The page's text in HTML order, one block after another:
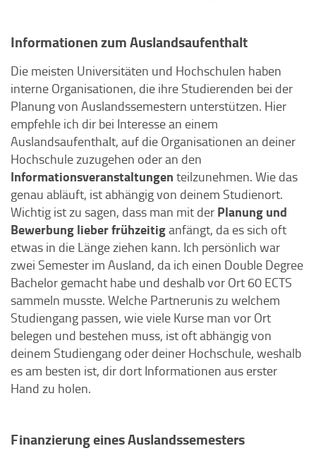
Informationen zum Auslandsaufenthalt
Die meisten Universitäten und Hochschulen haben
interne Organisationen, die ihre Studierenden bei der
Planung von Auslandssemestern unterstützen. Hier
empfehle ich dir bei Interesse an einem
Auslandsaufenthalt, auf die Organisationen an deiner
Hochschule zuzugehen oder an den
Informationsveranstaltungen teilzunehmen. Wie das
genau abläuft, ist abhängig von deinem Studienort.
Wichtig ist zu sagen, dass man mit der Planung und
Bewerbung lieber frühzeitiganfängt, da es sich oft
etwas in die Länge ziehen kann. Ich persönlich war
zwei Semester im Ausland, da ich einen Double Degree
Bachelor gemacht habe und deshalb vor Ort 60 ECTS
sammeln musste. Welche Partnerunis zu welchem
Studiengang passen, wie viele Kurse man vor Ort
belegen und bestehen muss, ist oft abhängig von
deinem Studiengang oder deiner Hochschule, weshalb
es am besten ist, dir dort Informationen aus erster
Hand zu holen.
Finanzierung eines Auslandssemesters